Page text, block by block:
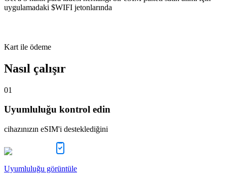
uygulamadaki $WIFI jetonlarında
Kart ile ödeme
Nasıl çalışır
01
Uyumluluğu kontrol edin
cihazınızın eSIM'i desteklediğini
Uyumluluğu görüntüle